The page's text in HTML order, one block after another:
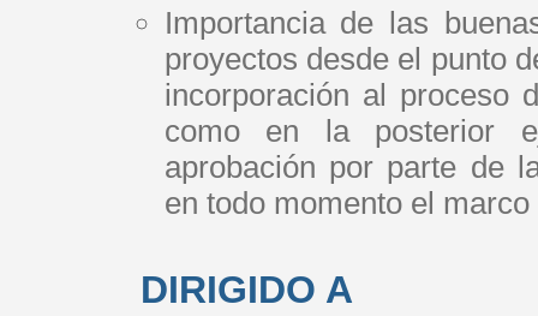
Importancia de las
proyectos desde el punto
incorporación al proceso
como en la posterior
aprobación por parte de
en todo momento el
DIRIGIDO A